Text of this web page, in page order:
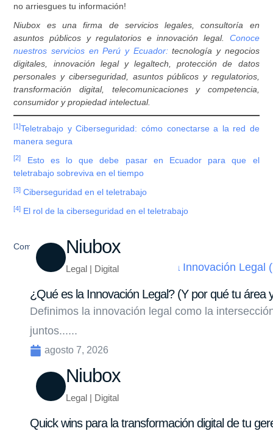
no arriesgues tu información!
Niubox es una firma de servicios legales, consultoría en
asuntos públicos y regulatorios e innovación legal.
Conoce
nuestros servicios en Perú y Ecuador:tecnología y negocios
digitales, innovación legal y legaltech, protección de datos
personales y ciberseguridad, asuntos públicos y regulatorios,
transformación digital, telecomunicaciones y competencia,
consumidor y propiedad intelectual.
[1]Teletrabajo y Ciberseguridad: cómo conectarse a la red de
manera segura
[2]
Esto es lo que debe pasar en Ecuador para que el
teletrabajo sobreviva en el tiempo
[3] Ciberseguridad en el teletrabajo
[4] El rol de la ciberseguridad en el teletrabajo
Compartir Niubox
Legal | Digital
¿Qué es la Innovación Legal? (Y por qué tu área
Definimos la innovación legal como la
juntos......
agosto 7, 2026
Niubox
Legal | Digital
Quick wins para la transformación digital de tu